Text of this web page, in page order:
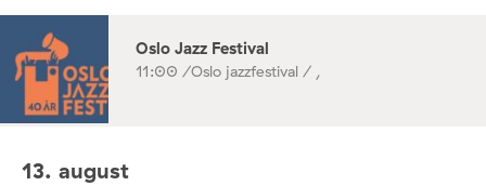
Oslo Jazz Festival
11:00 /Oslo jazzfestival / ,
13. august